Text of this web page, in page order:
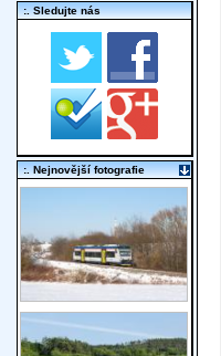
:. Sledujte nás
:. Nejnovější fotografie